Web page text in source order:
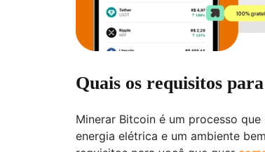
Quais os requisitos
Minerar Bitcoin é um processo
energia elétrica e um ambiente